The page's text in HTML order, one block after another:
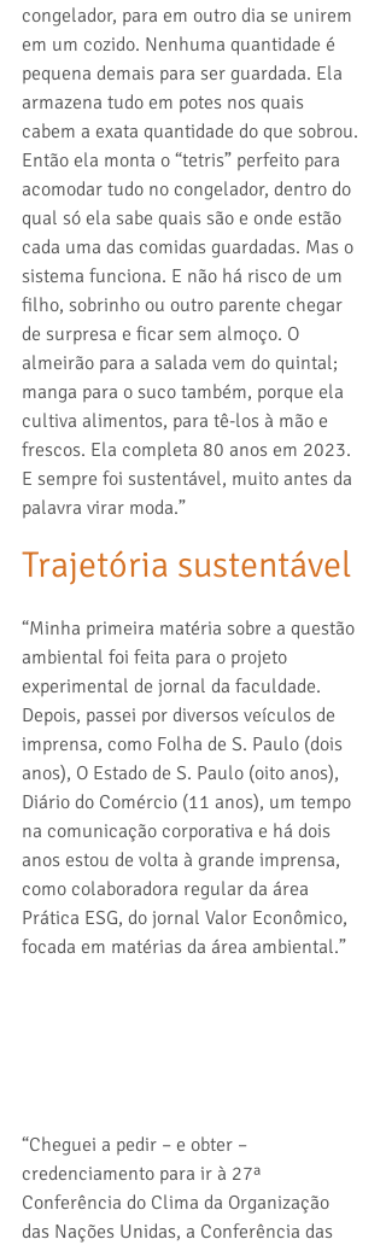
congelador, para em outro dia se unirem
em um cozido. Nenhuma quantidade é
pequena demais para ser guardada. Ela
armazena tudo em potes nos quais
cabem a exata quantidade do que sobrou.
Então ela monta o “tetris” perfeito para
acomodar tudo no congelador, dentro do
qual só ela sabe quais são e onde estão
cada uma das comidas guardadas. Mas o
sistema funciona. E não há risco de um
filho, sobrinho ou outro parente chegar
de surpresa e ficar sem almoço. O
almeirão para a salada vem do quintal;
manga para o suco também, porque ela
cultiva alimentos, para tê-los à mão e
frescos. Ela completa 80 anos em 2023.
E sempre foi sustentável, muito antes da
palavra virar moda.”
Trajetória sustentável
“Minha primeira matéria sobre a questão
ambiental foi feita para o projeto
experimental de jornal da faculdade.
Depois, passei por diversos veículos de
imprensa, como Folha de S. Paulo (dois
anos), O Estado de S. Paulo (oito anos),
Diário do Comércio (11 anos), um tempo
na comunicação corporativa e há dois
anos estou de volta à grande imprensa,
como colaboradora regular da área
Prática ESG, do jornal Valor Econômico,
focada em matérias da área ambiental.”
“Cheguei a pedir – e obter –
credenciamento para ir à 27ª
Conferência do Clima da Organização
das Nações Unidas, a Conferência das